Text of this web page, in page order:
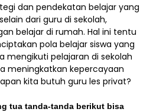
dan pendekatan belajar yang
dari guru di sekolah,
belajar di rumah. Hal ini tentu
pola belajar siswa yang
mengikuti pelajaran di sekolah
meningkatkan kepercayaan
kita butuh guru les privat?
tua tanda-tanda berikut bisa